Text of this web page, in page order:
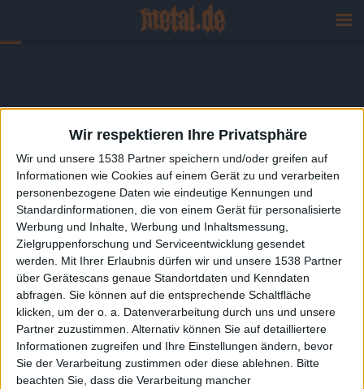
Wir respektieren Ihre Privatsphäre
Wir und unsere 1538 Partner speichern und/oder greifen auf
Informationen wie Cookies auf einem Gerät zu und verarbeiten
personenbezogene Daten wie eindeutige Kennungen und
Standardinformationen, die von einem Gerät für personalisierte
Werbung und Inhalte, Werbung und Inhaltsmessung,
Zielgruppenforschung und Serviceentwicklung gesendet
werden.
Mit Ihrer Erlaubnis dürfen wir und unsere 1538 Partner
über Gerätescans genaue Standortdaten und Kenndaten
abfragen. Sie können auf die entsprechende Schaltfläche
klicken, um der o. a. Datenverarbeitung durch uns und unsere
Partner zuzustimmen. Alternativ können Sie auf detailliertere
Informationen zugreifen und Ihre Einstellungen ändern, bevor
Sie der Verarbeitung zustimmen oder diese ablehnen.
Bitte
beachten Sie, dass die Verarbeitung mancher